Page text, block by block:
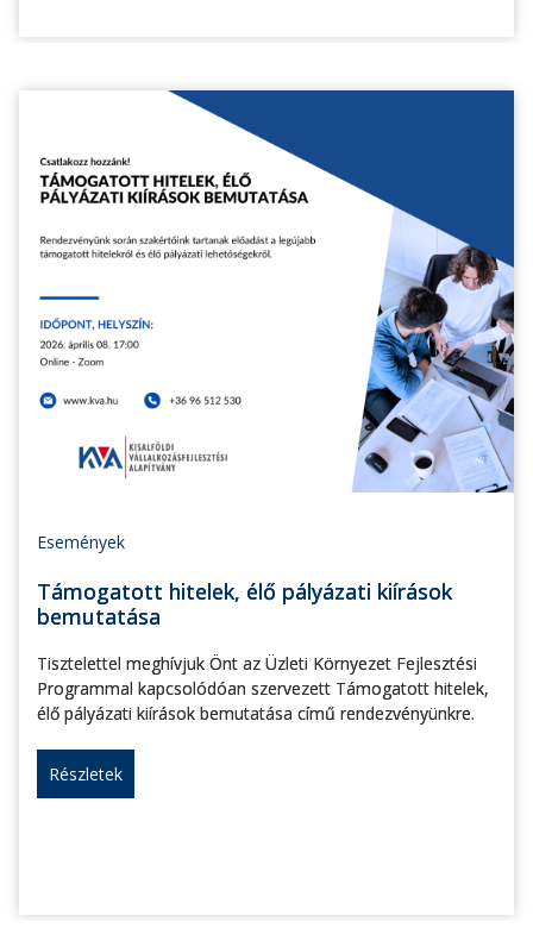
Események
Támogatott hitelek, élő pályázati kiírások
bemutatása
Tisztelettel meghívjuk Önt az Üzleti Környezet Fejlesztési
Programmal kapcsolódóan szervezett Támogatott hitelek,
élő pályázati kiírások bemutatása című rendezvényünkre.
Részletek